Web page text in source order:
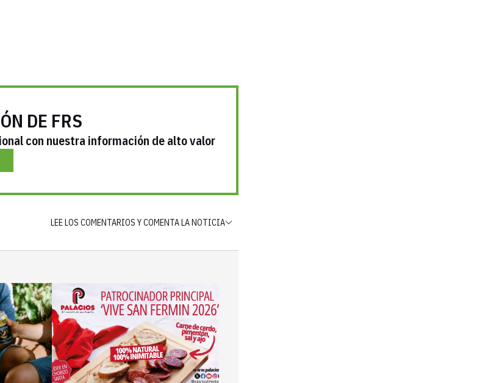
DE FRS
con nuestra información de alto valor
LEE LOS COMENTARIOS Y COMENTA LA NOTICIA